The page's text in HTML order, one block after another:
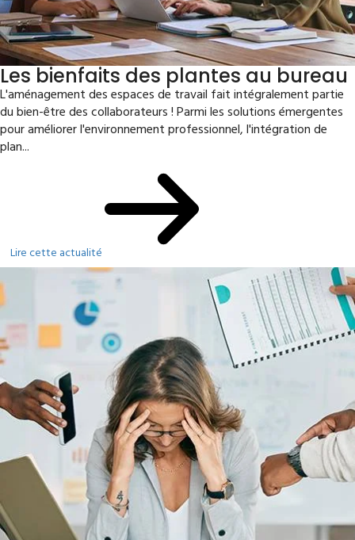
Les bienfaits des plantes au bureau
L'aménagement des espaces de travail fait intégralement partie
du bien-être des collaborateurs ! Parmi les solutions émergentes
pour améliorer l'environnement professionnel, l'intégration de
plan...
Lire cette actualité